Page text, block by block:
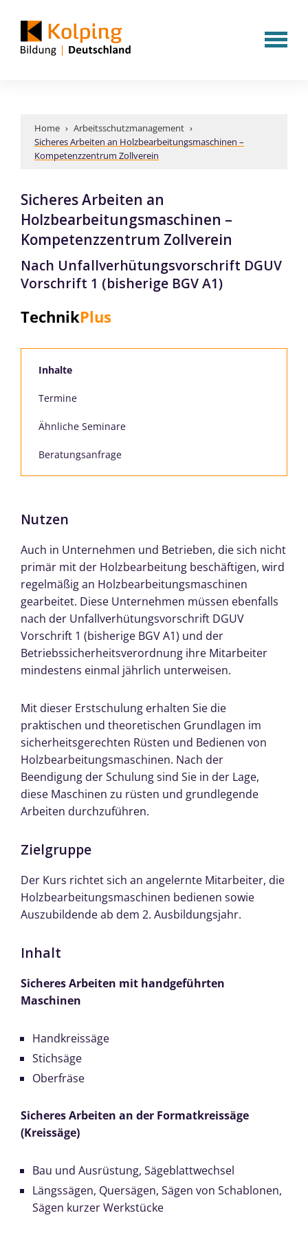
Home › Arbeitsschutzmanagement ›
Sicheres Arbeiten an Holzbearbeitungsmaschinen –
Kompetenzzentrum Zollverein
Sicheres Arbeiten an
Holzbearbeitungsmaschinen –
Kompetenzzentrum Zollverein
Nach Unfallverhütungsvorschrift DGUV
Vorschrift 1 (bisherige BGV A1)
TechnikPlus
Inhalte
Termine
Ähnliche Seminare
Beratungsanfrage
Nutzen
Auch in Unternehmen und Betrieben, die sich nicht
primär mit der Holzbearbeitung beschäftigen, wird
regelmäßig an Holzbearbeitungsmaschinen
gearbeitet. Diese Unternehmen müssen ebenfalls
nach der Unfallverhütungsvorschrift DGUV
Vorschrift 1 (bisherige BGV A1) und der
Betriebssicherheitsverordnung ihre Mitarbeiter
mindestens einmal jährlich unterweisen.
Mit dieser Erstschulung erhalten Sie die
praktischen und theoretischen Grundlagen im
sicherheitsgerechten Rüsten und Bedienen von
Holzbearbeitungsmaschinen. Nach der
Beendigung der Schulung sind Sie in der Lage,
diese Maschinen zu rüsten und grundlegende
Arbeiten durchzuführen.
Zielgruppe
Der Kurs richtet sich an angelernte Mitarbeiter, die
Holzbearbeitungsmaschinen bedienen sowie
Auszubildende ab dem 2. Ausbildungsjahr.
Inhalt
Sicheres Arbeiten mit handgeführten
Maschinen
Handkreissäge
Stichsäge
Oberfräse
Sicheres Arbeiten an der Formatkreissäge
(Kreissäge)
Bau und Ausrüstung, Sägeblattwechsel
Längssägen, Quersägen, Sägen von Schablonen,
Sägen kurzer Werkstücke